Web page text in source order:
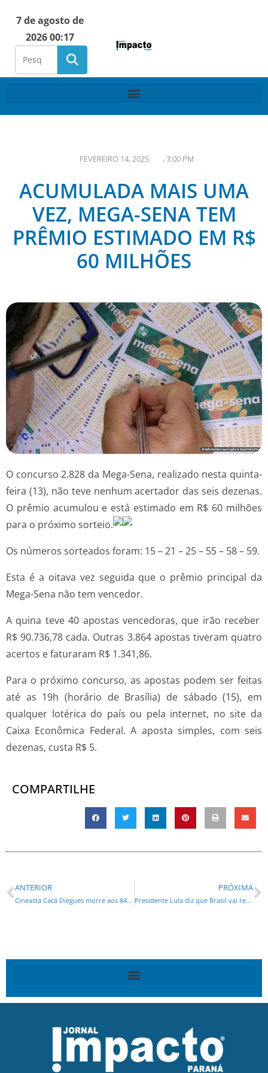
7 de agosto de
2026 00:17
FEVEREIRO 14, 2025 , 3:00 PM
ACUMULADA MAIS UMA
VEZ, MEGA-SENA TEM
PRÊMIO ESTIMADO EM R$
60 MILHÕES
O concurso 2.828 da Mega-Sena, realizado nesta quinta-
feira (13), não teve nenhum acertador das seis dezenas.
O prêmio acumulou e está estimado em R$ 60 milhões
para o próximo sorteio.
Os números sorteados foram: 15 – 21 – 25 – 55 – 58 – 59.
Esta é a oitava vez seguida que o prêmio principal da
Mega-Sena não tem vencedor.
A quina teve 40 apostas vencedoras, que irão receber
R$ 90.736,78 cada. Outras 3.864 apostas tiveram quatro
acertos e faturaram R$ 1.341,86.
Para o próximo concurso, as apostas podem ser feitas
até as 19h (horário de Brasília) de sábado (15), em
qualquer lotérica do país ou pela internet, no site da
Caixa Econômica Federal. A aposta simples, com seis
dezenas, custa R$ 5.
COMPARTILHE
ANTERIOR
Cineasta Cacá Diegues morre aos 84 anos no Rio
PRÓXIMA
Presidente Lula diz que Brasil vai reagir contra taxações de Donald Trump